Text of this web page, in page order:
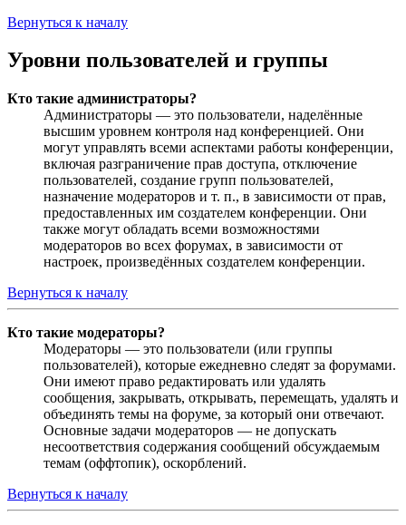
Вернуться к началу
Уровни пользователей и группы
Кто такие администраторы?
Администраторы — это пользователи, наделённые
высшим уровнем контроля над конференцией. Они
могут управлять всеми аспектами работы конференции,
включая разграничение прав доступа, отключение
пользователей, создание групп пользователей,
назначение модераторов и т. п., в зависимости от прав,
предоставленных им создателем конференции. Они
также могут обладать всеми возможностями
модераторов во всех форумах, в зависимости от
настроек, произведённых создателем конференции.
Вернуться к началу
Кто такие модераторы?
Модераторы — это пользователи (или группы
пользователей), которые ежедневно следят за форумами.
Они имеют право редактировать или удалять
сообщения, закрывать, открывать, перемещать, удалять и
объединять темы на форуме, за который они отвечают.
Основные задачи модераторов — не допускать
несоответствия содержания сообщений обсуждаемым
темам (оффтопик), оскорблений.
Вернуться к началу